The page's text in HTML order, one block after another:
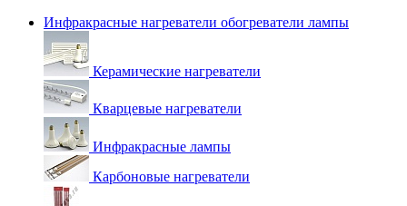
Инфракрасные нагреватели обогреватели лампы
Керамические нагреватели
Кварцевые нагреватели
Инфракрасные лампы
Карбоновые нагреватели